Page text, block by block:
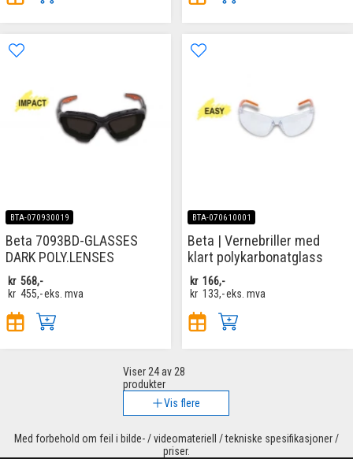
BTA-070930019
Beta 7093BD-GLASSES
DARK POLY.LENSES
kr 568,-
kr 455,-eks. mva
BTA-070610001
Beta | Vernebriller med
klart polykarbonatglass
kr 166,-
kr 133,-eks. mva
Viser 24av 28
produkter
Vis flere
Med forbehold om feil i bilde- / videomateriell / tekniske spesifikasjoner /
priser.